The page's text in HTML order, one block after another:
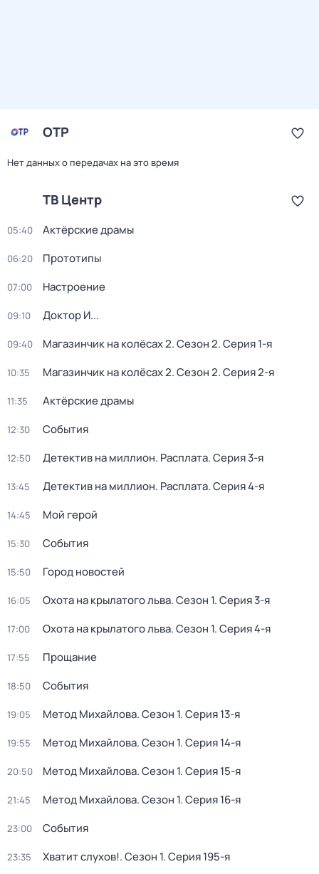
ОТР
Нет данных о передачах на это время
ТВ Центр
05:40 Актёрские драмы
06:20 Прототипы
07:00 Настроение
09:10 Доктор И...
09:40 Магазинчик на колёсах 2. Сезон 2. Серия 1-я
10:35 Магазинчик на колёсах 2. Сезон 2. Серия 2-я
11:35 Актёрские драмы
12:30 События
12:50 Детектив на миллион. Расплата. Серия 3-я
13:45 Детектив на миллион. Расплата. Серия 4-я
14:45 Мой герой
15:30 События
15:50 Город новостей
16:05 Охота на крылатого льва. Сезон 1. Серия 3-я
17:00 Охота на крылатого льва. Сезон 1. Серия 4-я
17:55 Прощание
18:50 События
19:05 Метод Михайлова. Сезон 1. Серия 13-я
19:55 Метод Михайлова. Сезон 1. Серия 14-я
20:50 Метод Михайлова. Сезон 1. Серия 15-я
21:45 Метод Михайлова. Сезон 1. Серия 16-я
23:00 События
23:35 Хватит слухов!. Сезон 1. Серия 195-я